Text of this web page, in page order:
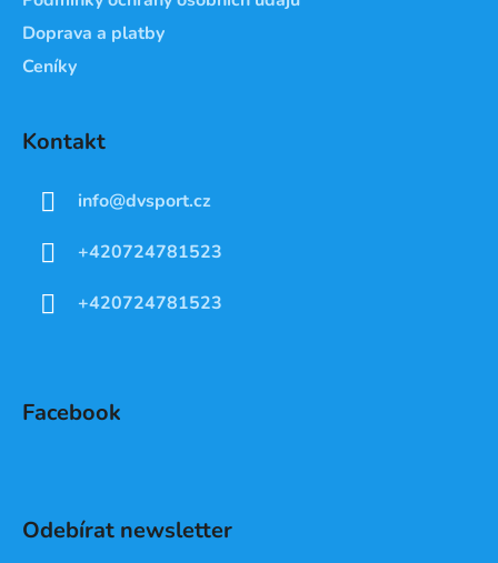
Doprava a platby
Ceníky
Kontakt
info@dvsport.cz
+420724781523
+420724781523
Facebook
Odebírat newsletter